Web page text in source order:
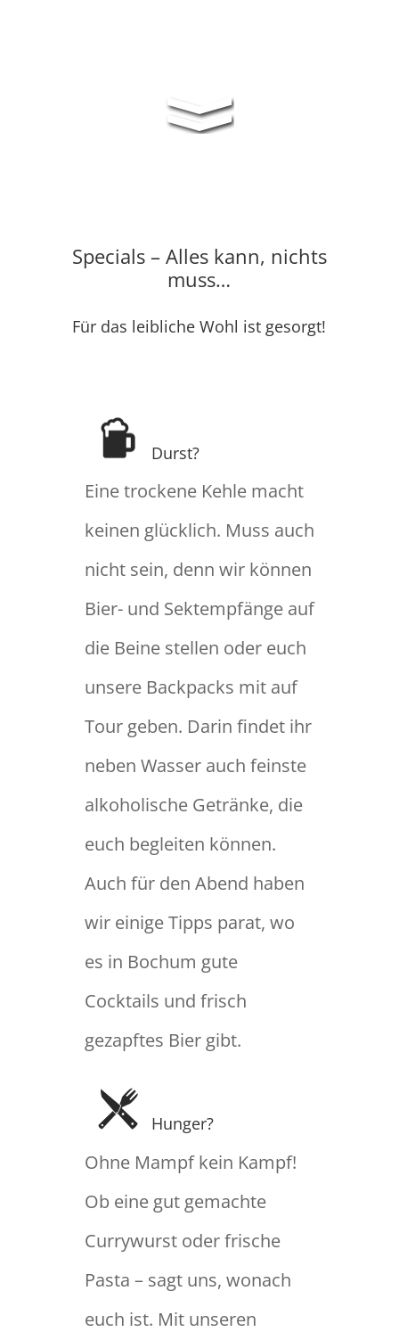
Specials – Alles kann, nichts
muss…
Für das leibliche Wohl ist gesorgt!
Durst?
Eine trockene Kehle macht
keinen glücklich. Muss auch
nicht sein, denn wir können
Bier- und Sektempfänge auf
die Beine stellen oder euch
unsere Backpacks mit auf
Tour geben. Darin findet ihr
neben Wasser auch feinste
alkoholische Getränke, die
euch begleiten können.
Auch für den Abend haben
wir einige Tipps parat, wo
es in Bochum gute
Cocktails und frisch
gezapftes Bier gibt.
Hunger?
Ohne Mampf kein Kampf!
Ob eine gut gemachte
Currywurst oder frische
Pasta – sagt uns, wonach
euch ist. Mit unseren